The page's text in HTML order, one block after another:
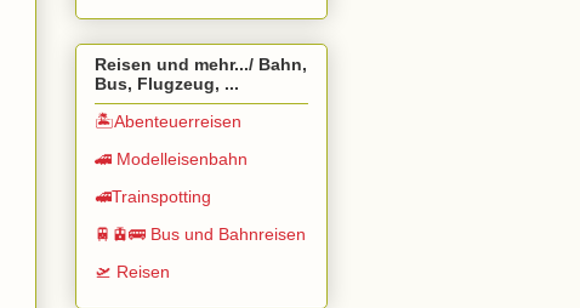
Reisen und mehr.../ Bahn,
Bus, Flugzeug, ...
🏝️Abenteuerreisen
🚄 Modelleisenbahn
🚅Trainspotting
🚆🚊🚌 Bus und Bahnreisen
🛫 Reisen